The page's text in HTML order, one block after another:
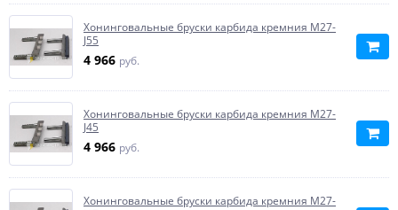
Хонинговальные бруски карбида кремния M27-
J55
4 966 руб.
Хонинговальные бруски карбида кремния M27-
J45
4 966 руб.
Хонинговальные бруски карбида кремния M27-